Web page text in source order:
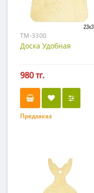
TM-3300
Доска Удобная
980 тг.
Предзаказ